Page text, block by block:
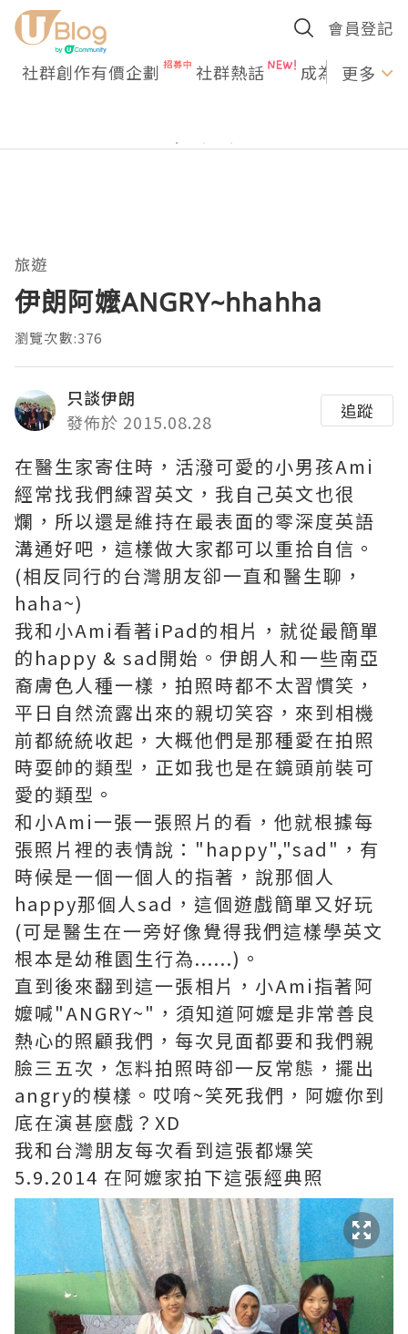
會員登記
社群創作有價企劃 社群熱話 成為U更多
旅遊
伊朗阿嬤ANGRY~hhahha
瀏覽次數:376
只談伊朗
發佈於 2015.08.28
追蹤
在醫生家寄住時，活潑可愛的小男孩Ami
經常找我們練習英文，我自己英文也很
爛，所以還是維持在最表面的零深度英語
溝通好吧，這樣做大家都可以重拾自信。
(相反同行的台灣朋友卻一直和醫生聊，
haha~)
我和小Ami看著iPad的相片，就從最簡單
的happy & sad開始。伊朗人和一些南亞
裔膚色人種一樣，拍照時都不太習慣笑，
平日自然流露出來的親切笑容，來到相機
前都統統收起，大概他們是那種愛在拍照
時耍帥的類型，正如我也是在鏡頭前裝可
愛的類型。
和小Ami一張一張照片的看，他就根據每
張照片裡的表情說："happy","sad"，有
時候是一個一個人的指著，說那個人
happy那個人sad，這個遊戲簡單又好玩
(可是醫生在一旁好像覺得我們這樣學英文
根本是幼稚園生行為......)。
直到後來翻到這一張相片，小Ami指著阿
嬤喊"ANGRY~"，須知道阿嬤是非常善良
熱心的照顧我們，每次見面都要和我們親
臉三五次，怎料拍照時卻一反常態，擺出
angry的模樣。哎唷~笑死我們，阿嬤你到
底在演甚麼戲？XD
我和台灣朋友每次看到這張都爆笑
5.9.2014 在阿嬤家拍下這張經典照